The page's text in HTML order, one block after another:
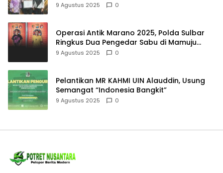
9 Agustus 2025 0
Operasi Antik Marano 2025, Polda Sulbar
Ringkus Dua Pengedar Sabu di Mamuju
Tengah
9 Agustus 2025 0
Pelantikan MR KAHMI UIN Alauddin, Usung
Semangat “Indonesia Bangkit”
9 Agustus 2025 0